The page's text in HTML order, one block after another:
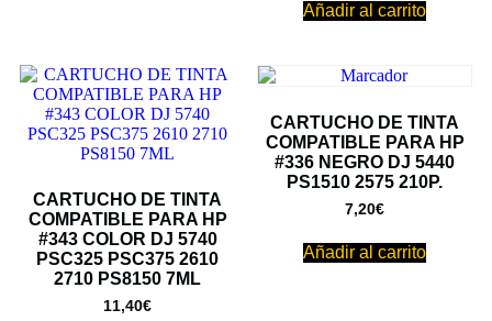
Añadir al carrito
CARTUCHO DE TINTA
COMPATIBLE PARA HP
#343 COLOR DJ 5740
PSC325 PSC375 2610
2710 PS8150 7ML
11,40€
CARTUCHO DE TINTA
COMPATIBLE PARA HP
#336 NEGRO DJ 5440
PS1510 2575 210P.
7,20€
Añadir al carrito